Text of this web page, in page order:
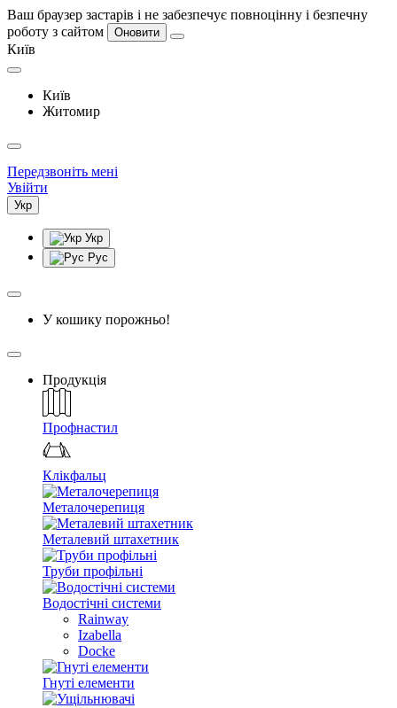
Ваш браузер застарів і не забезпечує повноцінну і безпечну
роботу з сайтом
Оновити
Київ
Київ
Житомир
Передзвоніть мені
Увійти
Укр
Укр
Рус
У кошику порожньо!
Продукція
Профнастил
Клікфальц
Металочерепиця
Металевий штахетник
Труби профільні
Водостічні системи
Rainway
Izabella
Docke
Гнуті елементи